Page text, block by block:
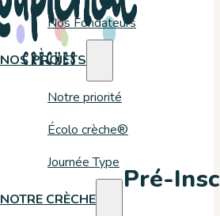
Nos Fondateurs
NOS PROJETS
Notre priorité
Écolo crèche®
Journée Type
NOTRE CRÈCHE
Pré-